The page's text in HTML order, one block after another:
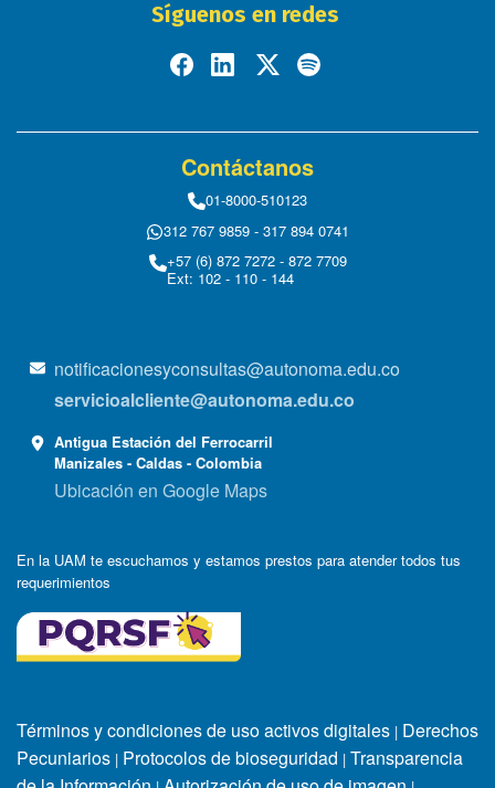
Síguenos en redes
Contáctanos
01-8000-510123
312 767 9859 - 317 894 0741
+57 (6) 872 7272 - 872 7709
Ext: 102 - 110 - 144
notificacionesyconsultas@autonoma.edu.co
servicioalcliente@autonoma.edu.co
Antigua Estación del Ferrocarril
Manizales - Caldas - Colombia
Ubicación en Google Maps
En la UAM te escuchamos y estamos prestos para atender todos tus
requerimientos
Términos y condiciones de uso activos digitales | Derechos
Pecuniarios | Protocolos de bioseguridad | Transparencia